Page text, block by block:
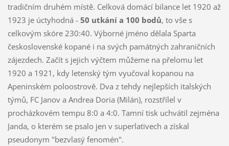
tradičním druhém místě. Celková domácí bilance let 1920 až
1923 je úctyhodná - 50 utkání a 100 bodů, to vše s
celkovým skóre 230:40. Výborné jméno dělala Sparta
československé kopané i na svých památných zahraničních
zájezdech. Začít s jejich výčtem můžeme na přelomu let
1920 a 1921, kdy letenský tým vyučoval kopanou na
Apeninském poloostrově. Dva z tehdy nejlepších italských
týmů, FC Janov a Andrea Doria (Milán), rozstřílel v
procházkovém tempu 8:0 a 4:0. Tamní tisk uchvátil zejména
Janda, o kterém se psalo jen v superlativech a získal
pseudonym "bezvlasý fenomén".